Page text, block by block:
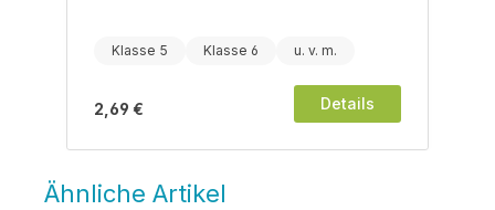
Klasse 5 Klasse 6
2,69 € Details
Ähnliche Artikel